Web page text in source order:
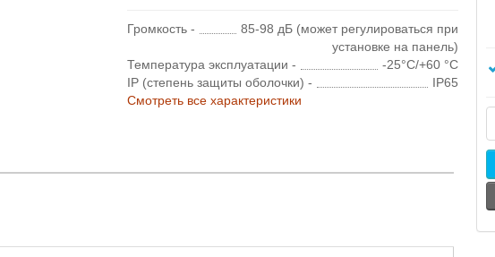
Громкость -
85-98 дБ (может регулироваться при
установке на панель)
Температура эксплуатации -
-25°C/+60 °C
IP (степень защиты оболочки) -
IP65
Смотреть все характеристики